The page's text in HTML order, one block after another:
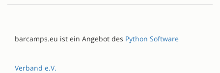
barcamps.eu ist ein Angebot des Python Software
Verband e.V.